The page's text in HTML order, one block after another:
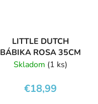
LITTLE DUTCH
BÁBIKA ROSA 35CM
Skladom (1 ks)
€18,99